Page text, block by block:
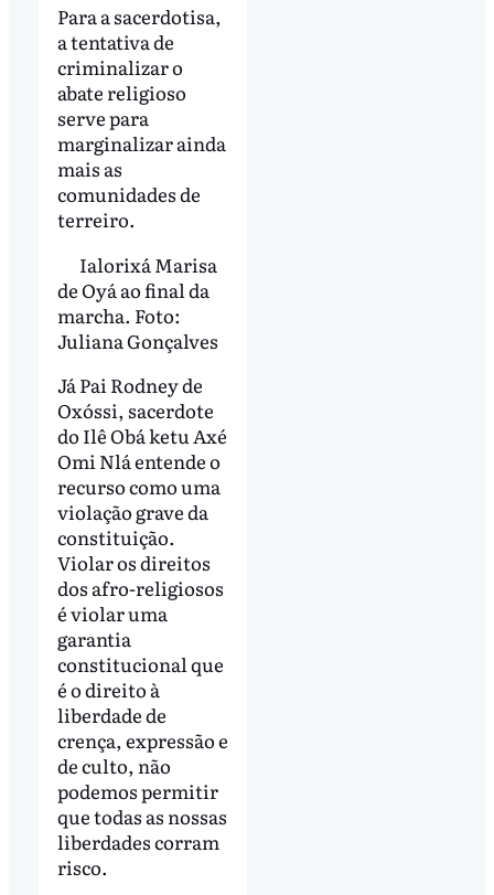
Para a sacerdotisa,
a tentativa de
criminalizar o
abate religioso
serve para
marginalizar ainda
mais as
comunidades de
terreiro.
Ialorixá Marisa
de Oyá ao final da
marcha. Foto:
Juliana Gonçalves
Já Pai Rodney de
Oxóssi, sacerdote
do Ilê Obá ketu Axé
Omi Nlá entende o
recurso como uma
violação grave da
constituição.
Violar os direitos
dos afro-religiosos
é violar uma
garantia
constitucional que
é o direito à
liberdade de
crença, expressão e
de culto, não
podemos permitir
que todas as nossas
liberdades corram
risco.